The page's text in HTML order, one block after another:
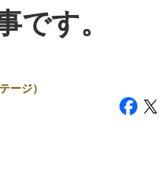
です。
ージ）